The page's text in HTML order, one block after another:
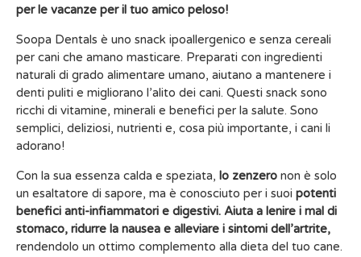
per le vacanze per il tuo amico peloso!
Soopa Dentals è uno snack ipoallergenico e senza cereali
per cani che amano masticare. Preparati con ingredienti
naturali di grado alimentare umano, aiutano a mantenere i
denti puliti e migliorano l’alito dei cani. Questi snack sono
ricchi di vitamine, minerali e benefici per la salute. Sono
semplici, deliziosi, nutrienti e, cosa più importante, i cani li
adorano!
Con la sua essenza calda e speziata, lo zenzero non è solo
un esaltatore di sapore, ma è conosciuto per i suoi potenti
benefici anti-infiammatori e digestivi. Aiuta a lenire i mal di
stomaco, ridurre la nausea e alleviare i sintomi dell’artrite,
rendendolo un ottimo complemento alla dieta del tuo cane.